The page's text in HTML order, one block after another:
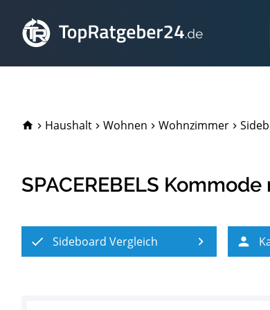
TopRatgeber24.de
Haushalt Wohnen Wohnzimmer
SPACEREBELS
Sideboard Vergleich